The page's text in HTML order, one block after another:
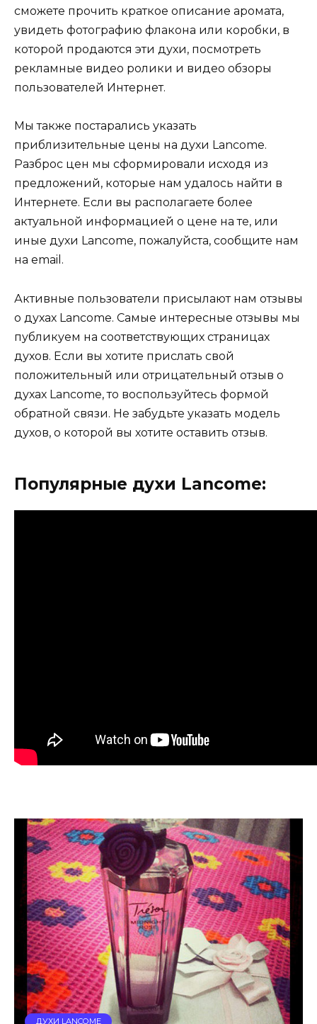
сможете прочить краткое описание аромата,
увидеть фотографию флакона или коробки, в
которой продаются эти духи, посмотреть
рекламные видео ролики и видео обзоры
пользователей Интернет.
Мы также постарались указать
приблизительные цены на духи Lancome.
Разброс цен мы сформировали исходя из
предложений, которые нам удалось найти в
Интернете. Если вы располагаете более
актуальной информацией о цене на те, или
иные духи Lancome, пожалуйста, сообщите нам
на email.
Активные пользователи присылают нам отзывы
о духах Lancome. Самые интересные отзывы мы
публикуем на соответствующих страницах
духов. Если вы хотите прислать свой
положительный или отрицательный отзыв о
духах Lancome, то воспользуйтесь формой
обратной связи. Не забудьте указать модель
духов, о которой вы хотите оставить отзыв.
Популярные духи Lancome:
ДУХИ LANCOME